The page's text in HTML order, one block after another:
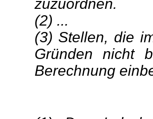
zuzuordnen.
(2) ...
(3) Stellen, die
Gründen nicht
Berechnung